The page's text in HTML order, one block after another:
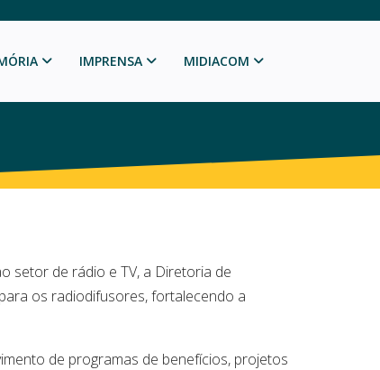
IMPRENSA MIDIACOM
setor de rádio e TV, a Diretoria de
os radiodifusores, fortalecendo a
de programas de benefícios, projetos